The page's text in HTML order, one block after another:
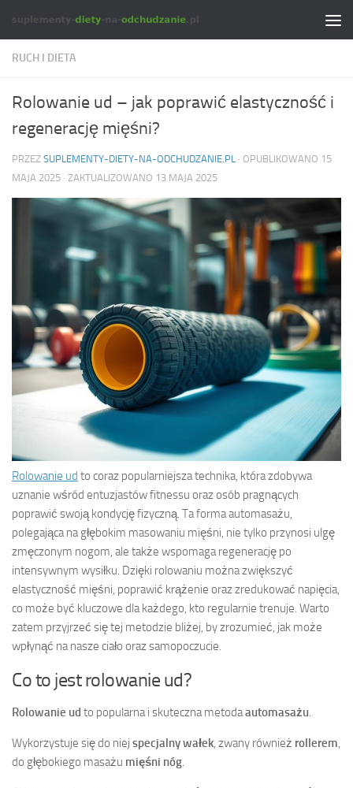
Skip to content
RUCH I DIETA
Rolowanie ud – jak poprawić elastyczność i
regenerację mięśni?
PRZEZ SUPLEMENTY-DIETY-NA-ODCHUDZANIE.PL · OPUBLIKOWANO 15
MAJA 2025 · ZAKTUALIZOWANO 13 MAJA 2025
Rolowanie ud to coraz popularniejsza technika, która zdobywa
uznanie wśród entuzjastów fitnessu oraz osób pragnących
poprawić swoją kondycję fizyczną. Ta forma automasażu,
polegająca na głębokim masowaniu mięśni, nie tylko przynosi ulgę
zmęczonym nogom, ale także wspomaga regenerację po
intensywnym wysiłku. Dzięki rolowaniu można zwiększyć
elastyczność mięśni, poprawić krążenie oraz zredukować napięcia,
co może być kluczowe dla każdego, kto regularnie trenuje. Warto
zatem przyjrzeć się tej metodzie bliżej, by zrozumieć, jak może
wpłynąć na nasze ciało oraz samopoczucie.
Co to jest rolowanie ud?
Rolowanie ud to popularna i skuteczna metodaautomasażu.
Wykorzystuje się do niej specjalny wałek, zwany również rollerem,
do głębokiego masażu mięśni nóg.